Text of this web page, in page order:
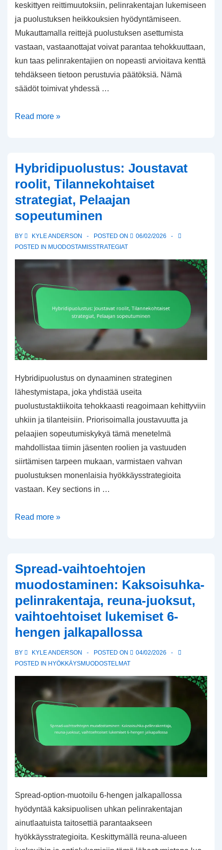
keskittyen reittimuutoksiin, pelinrakentajan lukemiseen
ja puolustuksen heikkouksien hyödyntämiseen.
Mukauttamalla reittejä puolustuksen asettumista
vastaan, vastaanottajat voivat parantaa tehokkuuttaan,
kun taas pelinrakentajien on nopeasti arvioitava kenttä
tehdäkseen tietoon perustuvia päätöksiä. Nämä
säädöt toimivat yhdessä …
Pelin
lukemiset,
Puolustuksen
epätasapainot
Read more »
Hybridipuolustus: Joustavat
roolit, Tilannekohtaiset
strategiat, Pelaajan
sopeutuminen
BY KYLE ANDERSON POSTED ON
06/02/2026
POSTED IN MUODOSTAMISSTRATEGIAT
Hybridipuolustus on dynaaminen strateginen
lähestymistapa, joka yhdistää useita
puolustustaktiikoita tehokkaasti reagoimaan kehittyviin
uhkiin ja tilanteisiin. Priorisoimalla joustavuutta ja
pelaajien sopeutumiskykyä tämä menetelmä
mahdollistaa tiimin jäsenten roolien ja vastuuden
siirtämisen tarpeen mukaan, varmistaen vahvan
puolustuksen monenlaisia hyökkäysstrategioita
vastaan. Key sections in …
Hybridipuolustus:
strategiat,
Pelaajan
sopeutuminen
Read more »
Spread-vaihtoehtojen
muodostaminen: Kaksoisuhka-
pelinrakentaja, reuna-juoksut,
vaihtoehtoiset lukemiset 6-
hengen jalkapallossa
BY KYLE ANDERSON POSTED ON
04/02/2026
POSTED IN HYÖKKÄYSMUODOSTELMAT
Spread-option-muotoilu 6-hengen jalkapallossa
hyödyntää kaksipuolisen uhkan pelinrakentajan
ainutlaatuista taitosettiä parantaakseen
hyökkäysstrategioita. Keskittymällä reuna-alueen